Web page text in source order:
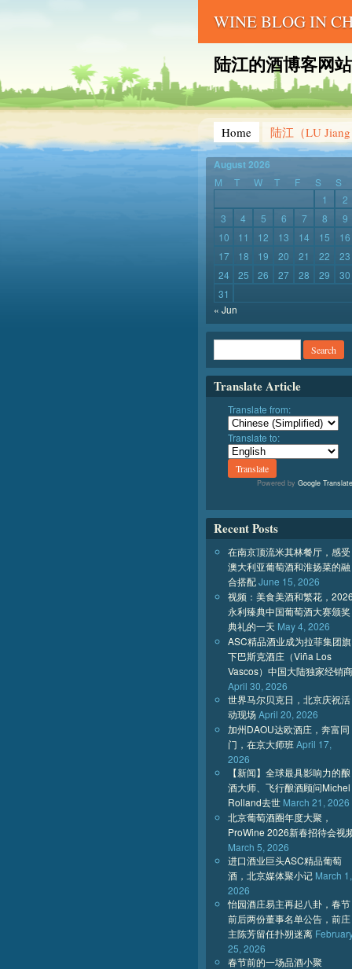
WINE BLOG IN
陆江的酒博客网
Home 陆江（LU
August 2026
M T W T F S
S
1
2
3
4 5 6 7 8
9
10
11 12 13 14 15
16
17
18 19 20 21 22
23
24
25 26 27 28 29
30
31
« Jun
Translate Article
Translate from:
Translate to:
Powered by Google Translate
Recent Posts
在南京顶流米其林餐厅，感受
澳大利亚葡萄酒和淮扬菜的融
合搭配June 15, 2026
视频：美食美酒和繁花，
永利臻典中国葡萄酒大赛颁奖
典礼的一天 May 4, 2026
ASC精品酒业成为拉菲集团旗
下巴斯克酒庄（Viña Los
Vascos）中国大陆独家经销商
April 30, 2026
世界马尔贝克日，北京庆祝活
动现场April 20, 2026
加州DAOU达欧酒庄，奔富同
门，在京大师班 April 17,
2026
【新闻】全球最具影响力的酿
酒大师、飞行酿酒顾问Michel
Rolland去世 March 21, 2026
北京葡萄酒圈年度大聚，
ProWine 2026新春招待会视
March 5, 2026
进口酒业巨头ASC精品葡萄
酒，北京媒体聚小记 March 1,
2026
怡园酒庄易主再起八卦，春节
前后两份董事名单公告，前庄
主陈芳留任扑朔迷离
25, 2026
春节前的一场品酒小聚